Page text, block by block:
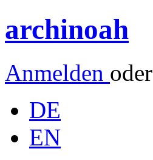
archinoah
Anmelden oder
DE
EN